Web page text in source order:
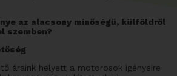
az alacsony minőségű, külföldről
szemben?
áraink helyett a motorosok igényeire